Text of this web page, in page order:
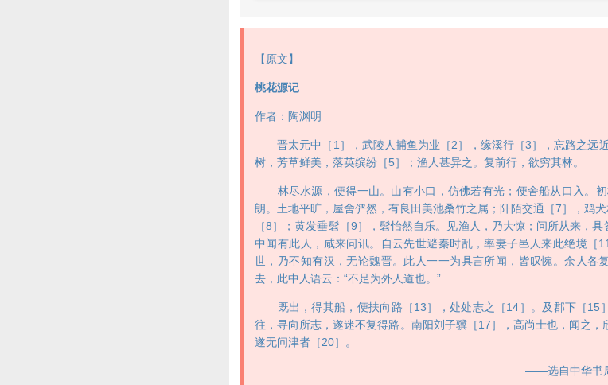
【原文】
桃花源记
作者：陶渊明
晋太元中［1］，武陵人捕鱼为业［2］，缘溪行［3］，忘路之远
树，芳草鲜美，落英缤纷［5］；渔人甚异之。复前行，欲穷其林。
林尽水源，便得一山。山有小口，仿佛若有光；便舍船从口入。初
朗。土地平旷，屋舍俨然，有良田美池桑竹之属；阡陌交通［7］，鸡
［8］；黄发垂髫［9］，髫怡然自乐。见渔人，乃大惊；问所从来，
中闻有此人，咸来问讯。自云先世避秦时乱，率妻子邑人来此绝境［
世，乃不知有汉，无论魏晋。此人一一为具言所闻，皆叹惋。余人各
去，此中人语云：“不足为外人道也。”
既出，得其船，便扶向路［13］，处处志之［14］。及郡下［15
往，寻向所志，遂迷不复得路。南阳刘子骥［17］，高尚士也，闻之
遂无问津者［20］。
——选自中华书局排印本《陶